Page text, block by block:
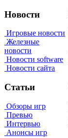
Новости
Игровые новости
Железные
новости
Новости software
Новости сайта
Статьи
Обзоры игр
Превью
Интервью
Анонсы игр